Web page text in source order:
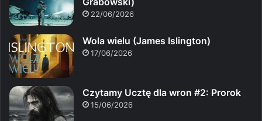
22/06/2026
Wola wielu (James Islington)
17/06/2026
Czytamy Ucztę dla wron #2: Prorok
15/06/2026